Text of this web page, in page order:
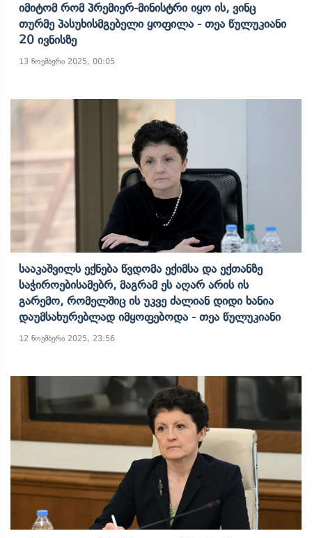
Იმიტომ Რომ Პრემიერ-Მინისტრი Იყო Ის, Ვინც
Თურმე Პასუხისმგებელი Ყოფილა - Თეა Წულუკიანი
20 Ივნისზე
13 ნოემბერი 2025, 00:05
Სააკაშვილს Ექნება Წვდომა Ექიმსა Და Ექთანზე
Საჭიროებისამებრ, Მაგრამ Ეს Აღარ Არის Ის
Გარემო, Რომელშიც Ის Უკვე Ძალიან Დიდი Ხანია
Დაუმსახურებლად Იმყოფებოდა - Თეა Წულუკიანი
12 ნოემბერი 2025, 23:56